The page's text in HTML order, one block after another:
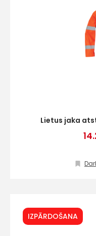
Lietus jaka
IZPĀRDOŠANA